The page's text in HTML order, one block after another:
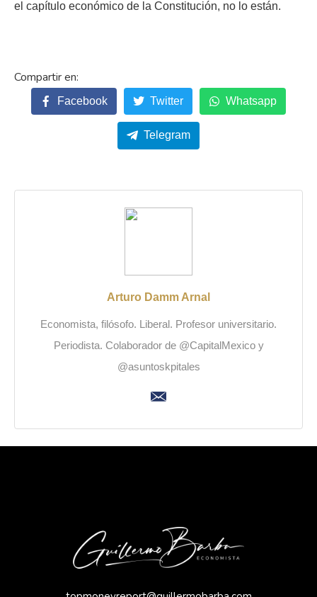
el capítulo económico de la Constitución, no lo están.
Facebook Twitter Whatsapp
Telegram
Arturo Damm Arnal
Economista, filósofo. Liberal. Profesor universitario.
Periodista. Colaborador de @CapitalMexico y
@asuntoskpitales